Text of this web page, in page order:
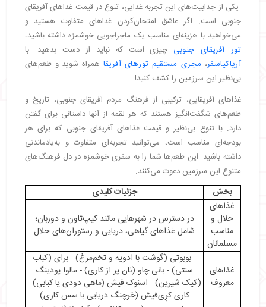
・ معروف‌ترین غذاهای آفریقای جنوبی
・بوبوتی (Bobotie)
・بْرای (Braai)
・بانی چاو (Bunny Chow)
・مالوا پودینگ (Malva Pudding)
・اسنوک فیش (Snoek Fish)
・ کاری کرِی‌فیش (Curry Crayfish)
・ چیپس‌ها و سمبوسه‌ها
・ نوشیدنی‌ها و دسرهای خاص آفریقای جنوبی
・ چای رویبوس (Rooibos Tea)
・آمارولا (Amarula)
・کوئک سیسترز (Koeksisters)
・تجربه غذاهای آفریقای جنوبی در سفر
・بازارهای محلی و رستوران‌های معروف
・ غذاهای خیابانی که نباید از دست بدهید
・ غذاهای حلال و پیشنهادهایی برای گردشگران مسلمان
・قیمت غذاهای آفریقای جنوبی
・ غذاهای آفریقای جنوبی، پلی به فرهنگ و تاریخ
سرزمین الماس
یکی از جذابیت‌های این تجربه غذایی، تنوع در قیمت غذاهای آفریقای
جنوبی است. اگر عاشق امتحان‌کردن غذاهای متفاوت هستید و
می‌خواهید با هزینه‌ای مناسب یک ماجراجویی خوشمزه داشته باشید،
تور آفریقای جنوبی چیزی است که نباید از دست بدهید. با
آریاکیاسفر، مجری مستقیم تورهای آفریقا همراه شوید و طعم‌های
بی‌نظیر این سرزمین را کشف کنید!
غذاهای آفریقایی، ترکیبی از فرهنگ مردم آفریقای جنوبی، تاریخ و
طعم‌های شگفت‌انگیز هستند که هر لقمه از آنها داستانی برای گفتن
دارد. با تنوع بی‌نظیر و قیمت غذاهای آفریقای جنوبی که برای هر
بودجه‌ای مناسب است، می‌توانید تجربه‌ای متفاوت و به‌یادماندنی
داشته باشید. این طعم‌ها شما را به سفری خوشمزه در دل فرهنگ‌های
متنوع این سرزمین دعوت می‌کنند.
بخش
جزئیات کلیدی
غذاهای
حلال و
مناسب
مسلمانان
در دسترس در شهرهایی مانند کیپ‌تاون و دوربان؛
شامل غذاهای گیاهی، دریایی و رستوران‌های حلال
غذاهای
معروف
- بوبوتی (گوشت با ادویه و تخم‌مرغ) - برای (کباب
سنتی) - بانی چاو (نان پر از کاری) - مالوا پودینگ
(کیک شیرین) - اسنوک فیش (ماهی دودی یا کبابی) -
کاری کرِی‌فیش (خرچنگ دریایی با سس کاری)